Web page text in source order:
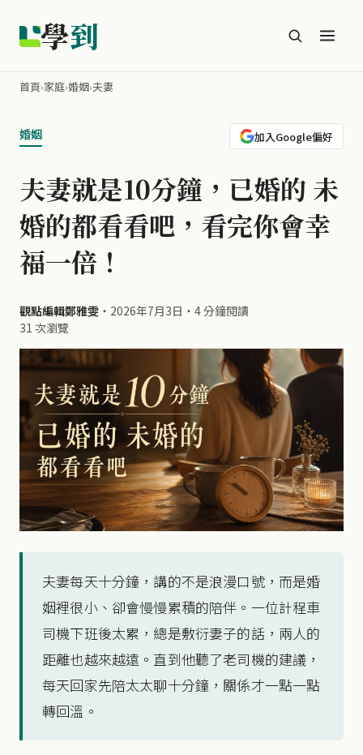
學到
首頁›家庭›婚姻›夫妻
婚姻 加入Google偏好
夫妻就是10分鐘，已婚的 未
婚的都看看吧，看完你會幸
福一倍！
觀點編輯鄭雅雯 ・ 2026年7月3日 ・ 4 分鐘閱讀
31 次瀏覽
夫妻每天十分鐘，講的不是浪漫口號，而是婚
姻裡很小、卻會慢慢累積的陪伴。一位計程車
司機下班後太累，總是敷衍妻子的話，兩人的
距離也越來越遠。直到他聽了老司機的建議，
每天回家先陪太太聊十分鐘，關係才一點一點
轉回溫。